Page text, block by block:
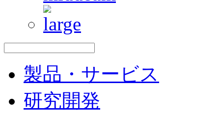
製品・サービス
研究開発